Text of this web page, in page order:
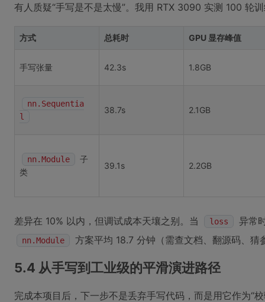
有人质疑“手写是不是太慢”。我用 RTX 3090 实测 100 轮
方式 总耗时 GPU 显存峰值
手写张量 42.3s 1.8GB
nn.Sequentia
l
38.7s 2.1GB
nn.Module
子
类
39.1s 2.2GB
差异在 10% 以内，但调试成本天壤之别。当 loss 异常
nn.Module 方案平均 18.7 分钟（需查文档、翻源码、猜
5.4 从手写到工业级的平滑演进路径
完成本项目后，下一步不是丢弃手写代码，而是用它作为“